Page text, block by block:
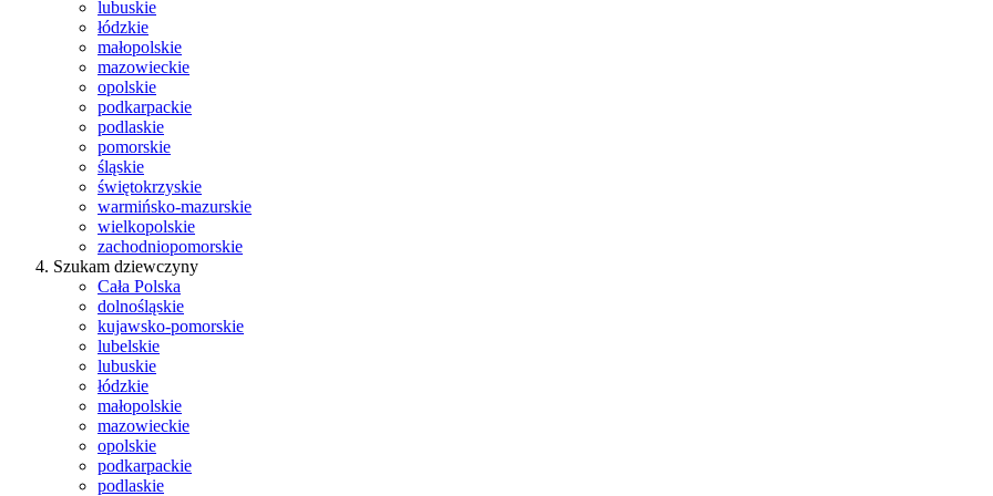
lubuskie
łódzkie
małopolskie
mazowieckie
opolskie
podkarpackie
podlaskie
pomorskie
śląskie
świętokrzyskie
warmińsko-mazurskie
wielkopolskie
zachodniopomorskie
Szukam dziewczyny
Cała Polska
dolnośląskie
kujawsko-pomorskie
lubelskie
lubuskie
łódzkie
małopolskie
mazowieckie
opolskie
podkarpackie
podlaskie